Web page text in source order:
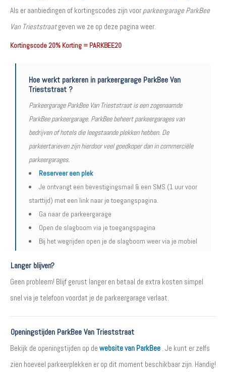
Als er aanbiedingen of kortingscodes zijn voor parkeergarage ParkBee
Van Trieststraatgeven we ze op deze pagina weer.
Kortingscode 20% Korting = PARKBEE20
Hoe werkt parkeren in parkeergarage ParkBee Van
Trieststraat ?
Parkeergarage ParkBee Van Trieststraat is een zogenaamde
ParkBee parkeergarage. ParkBee beheert parkeergarages van
bedrijven of hotels die leegstaande plekken hebben. De
parkeertarieven zijn hierdoor veel goedkoper dan in commerciële
parkeergarages.
Reserveer een plek
Je ontvangt een bevestigingsmail & een SMS (1 uur voor
starttijd) met een link naar je toegangspagina.
Ga naar de parkeergarage
Open de slagboom via je toegangspagina
Bij het wegrijden open je de slagboom weer via je mobiel
Langer blijven?
Geen probleem! Blijf gerust langer en betaal de extra kosten simpel
snel via je telefoon voordat je de parkeergarage verlaat.
Openingstijden ParkBee Van Trieststraat
Bekijk de openingstijden op de website van ParkBee . Je kunt er zelfs
zien hoeveel parkeerplekken er op dit moment beschikbaar zijn. Handig!